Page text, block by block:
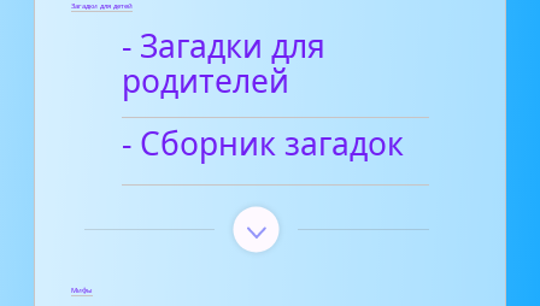
Загадки для детей
- Загадки для
родителей
- Сборник загадок
Мифы